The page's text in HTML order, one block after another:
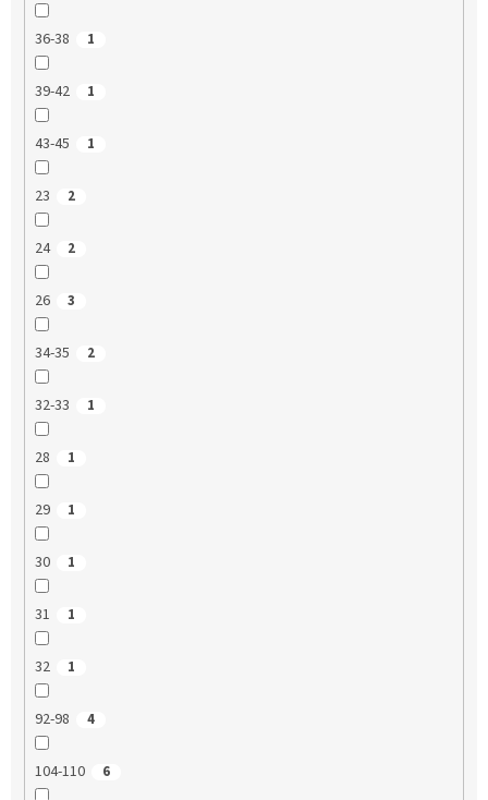
36-38 1
39-42 1
43-45 1
23 2
24 2
26 3
34-35 2
32-33 1
28 1
29 1
30 1
31 1
32 1
92-98 4
104-110 6